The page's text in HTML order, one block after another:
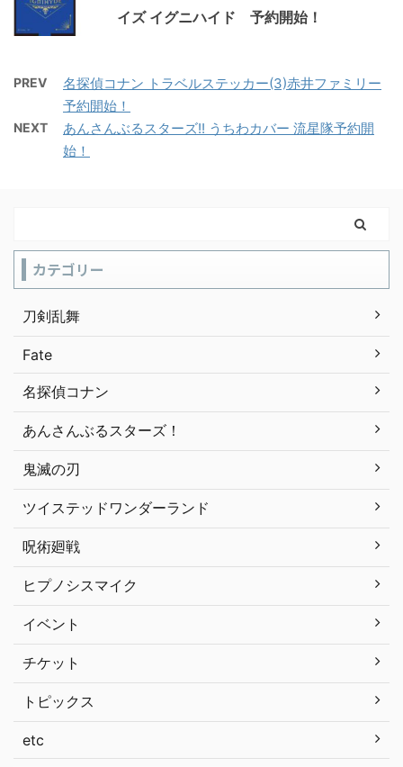
イズ イグニハイド 予約開始！
PREV
名探偵コナン トラベルステッカー(3)赤井ファミリー
予約開始！
NEXT
あんさんぶるスターズ!! うちわカバー 流星隊予約開
始！
カテゴリー
刀剣乱舞
Fate
名探偵コナン
あんさんぶるスターズ！
鬼滅の刃
ツイステッドワンダーランド
呪術廻戦
ヒプノシスマイク
イベント
チケット
トピックス
etc